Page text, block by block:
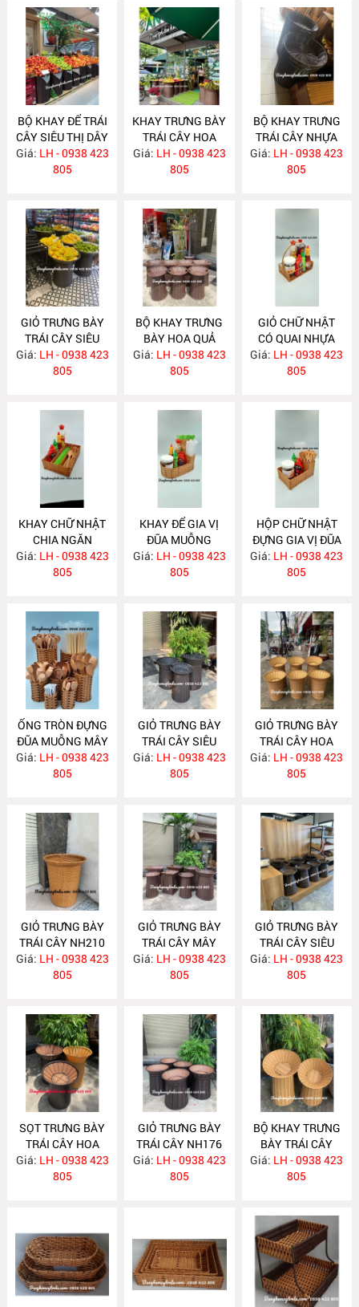
BỘ KHAY ĐỂ TRÁI
CÂY SIÊU THỊ DÂY
TRÒN NH348
Giá: LH - 0938 423
805
KHAY TRƯNG BÀY
TRÁI CÂY HOA
QUẢ SIÊU THỊ
NH347
Giá: LH - 0938 423
805
BỘ KHAY TRƯNG
TRÁI CÂY NHỰA
GIẢ MÂY NH324
Giá: LH - 0938 423
805
GIỎ TRƯNG BÀY
TRÁI CÂY SIÊU
THỊ MÂY NHỰA
NH323
Giá: LH - 0938 423
805
BỘ KHAY TRƯNG
BÀY HOA QUẢ
SIÊU THỊ NH322
Giá: LH - 0938 423
805
GIỎ CHỮ NHẬT
CÓ QUAI NHỰA
GIẢ MÂY NH320
Giá: LH - 0938 423
805
KHAY CHỮ NHẬT
CHIA NGĂN
NH319
Giá: LH - 0938 423
805
KHAY ĐỂ GIA VỊ
ĐŨA MUỖNG
NHỰA GIẢ MÂY
NH317
Giá: LH - 0938 423
805
HỘP CHỮ NHẬT
ĐỰNG GIA VỊ ĐŨA
MUỖNG NH316
Giá: LH - 0938 423
805
ỐNG TRÒN ĐỰNG
ĐŨA MUỖNG MÂY
NHỰA NH318
Giá: LH - 0938 423
805
GIỎ TRƯNG BÀY
TRÁI CÂY SIÊU
THỊ NH241
Giá: LH - 0938 423
805
GIỎ TRƯNG BÀY
TRÁI CÂY HOA
QUẢ CHO SIÊU
THỊ- CỬA HÀNG
Giá: LH - 0938 423
805
GIỎ TRƯNG BÀY
TRÁI CÂY NH210
Giá: LH - 0938 423
805
GIỎ TRƯNG BÀY
TRÁI CÂY MÂY
NHỰA NH187
Giá: LH - 0938 423
805
GIỎ TRƯNG BÀY
TRÁI CÂY SIÊU
THỊ- CỬA HÀNG
NH181
Giá: LH - 0938 423
805
SỌT TRƯNG BÀY
TRÁI CÂY HOA
QUẢ NH180
Giá: LH - 0938 423
805
GIỎ TRƯNG BÀY
TRÁI CÂY NH176
Giá: LH - 0938 423
805
BỘ KHAY TRƯNG
BÀY TRÁI CÂY
CHO SIÊU THỊ-
CỬA HÀNG NH168
Giá: LH - 0938 423
805